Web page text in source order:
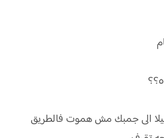
الى جمبك مش هموت فالطريق